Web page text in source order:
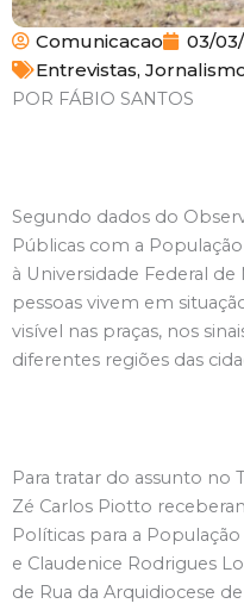
Comunicacao
03/
Entrevistas,
POR FÁBIO SANTOS
Segundo dados do
Públicas com a
à Universidade Federal de
pessoas vivem em
visível nas praças, nos
diferentes regiões das
Para tratar do assunto no
Zé Carlos Piotto
Políticas para a
e Claudenice Rodrigues
de Rua da Arquidiocese